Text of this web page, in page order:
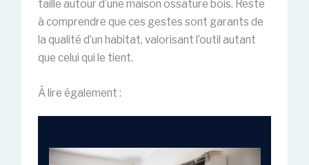
taille autour d’une maison ossature bois. Reste
à comprendre que ces gestes sont garants de
la qualité d’un habitat, valorisant l’outil autant
que celui qui le tient.
À lire également :